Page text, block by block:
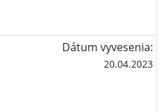
Dátum vyvesenia:
20.04.2023